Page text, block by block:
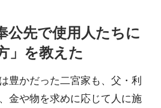
公先で使用人たちに
」を教えた
豊かだった二宮家も、父・利
金や物を求めに応じて人に施